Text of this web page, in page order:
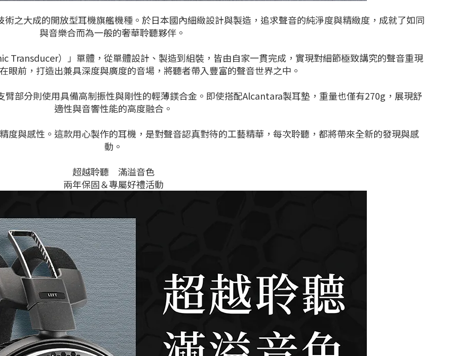
之大成的開放型耳機旗艦機種。於日本國內細緻設計與製造，追求聲音的純淨度與精緻度，成就了如同
與音樂合而為一般的奢華聆聽夥伴。
Transducer）」單體，從單體設計、製造到組裝，皆由自家一貫完成，實現對細節極致講究的聲音重現
眼前，打造出兼具深度與廣度的音場，將聽者帶入豐富的聲音世界之中。
部分則使用具備高制振性與剛性的輕薄鎂合金。即使搭配Alcantara製耳墊，重量也僅有270g，展現舒
適性與音響性能的高度融合。
度與感性。這款用心製作的耳機，是對聲音認真對待的工藝精華，每次聆聽，都將帶來全新的發現與感
動。
超越聆聽 滿溢音色
兩年保固＆專屬好禮活動